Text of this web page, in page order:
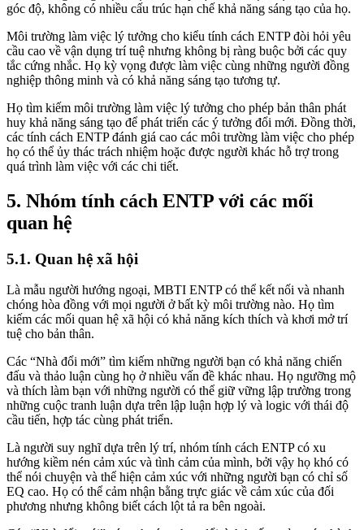
góc độ, không có nhiều cấu trúc hạn chế khả năng sáng tạo của họ.
Môi trường làm việc lý tưởng cho kiểu tính cách ENTP đòi hỏi yêu
cầu cao về vận dụng trí tuệ nhưng không bị ràng buộc bởi các quy
tắc cứng nhắc. Họ kỳ vọng được làm việc cùng những người đồng
nghiệp thông minh và có khả năng sáng tạo tương tự.
Họ tìm kiếm môi trường làm việc lý tưởng cho phép bản thân phát
huy khả năng sáng tạo để phát triển các ý tưởng đổi mới. Đồng thời,
các tính cách ENTP đánh giá cao các môi trường làm việc cho phép
họ có thể ủy thác trách nhiệm hoặc được người khác hỗ trợ trong
quá trình làm việc với các chi tiết.
5. Nhóm tính cách ENTP với các mối
quan hệ
5.1. Quan hệ xã hội
Là mẫu người hướng ngoại, MBTI ENTP có thể kết nối và nhanh
chóng hòa đồng với mọi người ở bất kỳ môi trường nào. Họ tìm
kiếm các mối quan hệ xã hội có khả năng kích thích và khơi mở trí
tuệ cho bản thân.
Các “Nhà đổi mới” tìm kiếm những người bạn có khả năng chiến
đấu và thảo luận cùng họ ở nhiều vấn đề khác nhau. Họ ngưỡng mộ
và thích làm bạn với những người có thể giữ vững lập trường trong
những cuộc tranh luận dựa trên lập luận hợp lý và logic với thái độ
cầu tiến, hợp tác cùng phát triển.
Là người suy nghĩ dựa trên lý trí, nhóm tính cách ENTP có xu
hướng kiềm nén cảm xúc và tình cảm của mình, bởi vậy họ khó có
thể nói chuyện và thể hiện cảm xúc với những người bạn có chỉ số
EQ cao. Họ có thể cảm nhận bằng trực giác về cảm xúc của đối
phương nhưng không biết cách lột tả ra bên ngoài.